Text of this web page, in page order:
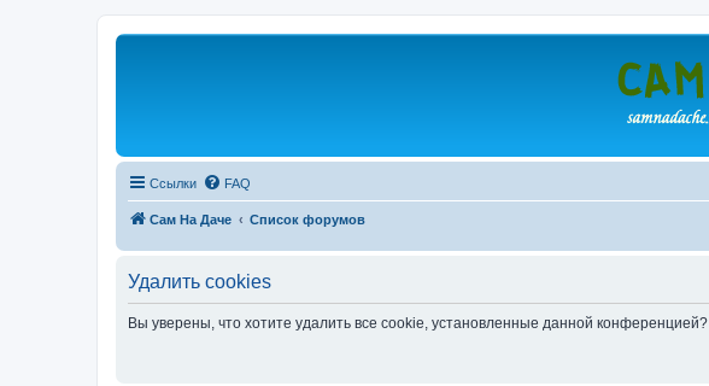
Ссылки FAQ
Сам На Даче Список форумов
Удалить cookies
Вы уверены, что хотите удалить все cookie, установленные данной конференцией?